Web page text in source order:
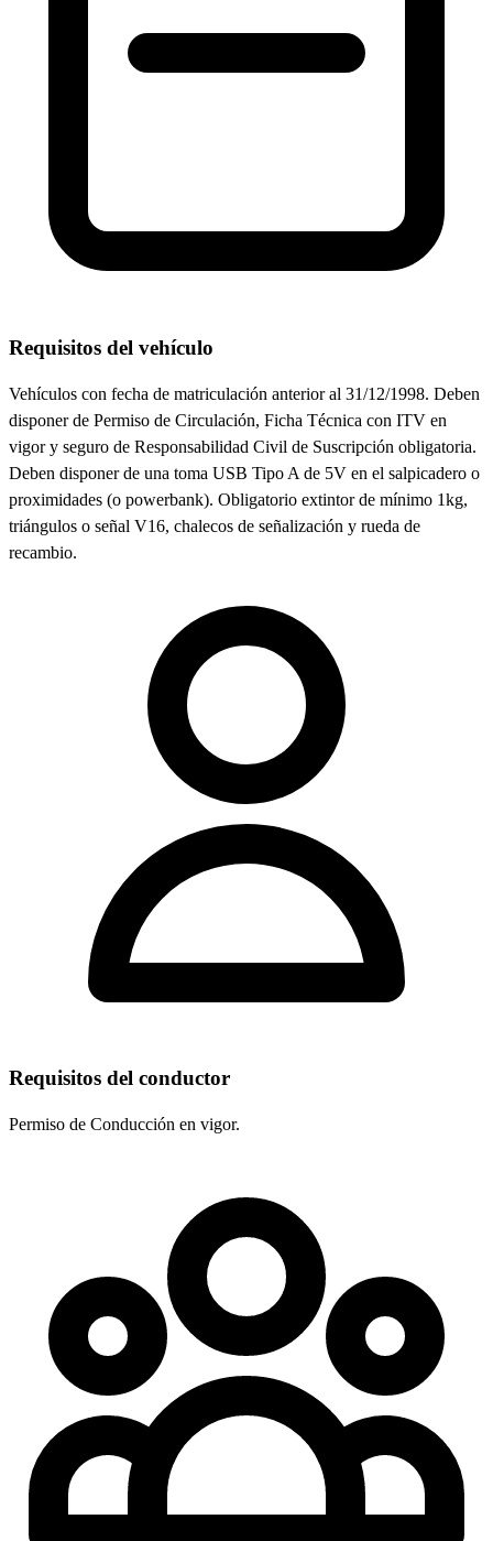
Requisitos del vehículo
Vehículos con fecha de matriculación anterior al 31/12/1998. Deben
disponer de Permiso de Circulación, Ficha Técnica con ITV en
vigor y seguro de Responsabilidad Civil de Suscripción obligatoria.
Deben disponer de una toma USB Tipo A de 5V en el salpicadero o
proximidades (o powerbank). Obligatorio extintor de mínimo 1kg,
triángulos o señal V16, chalecos de señalización y rueda de
recambio.
Requisitos del conductor
Permiso de Conducción en vigor.